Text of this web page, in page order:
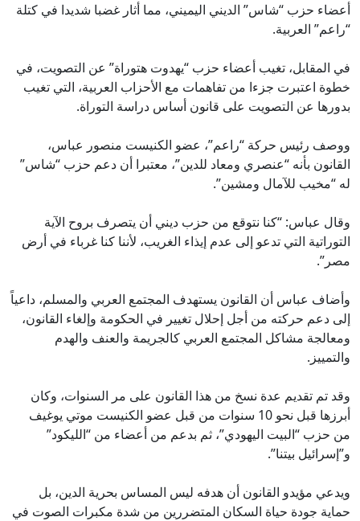
أعضاء حزب “شاس” الديني اليميني، مما أثار غضبا شديدا في كتلة
“راعم” العربية.
في المقابل، تغيب أعضاء حزب “يهدوت هتوراة” عن التصويت، في
خطوة اعتبرت جزءا من تفاهمات مع الأحزاب العربية، التي تغيب
بدورها عن التصويت على قانون أساس دراسة التوراة.
ووصف رئيس حركة “راعم”، عضو الكنيست منصور عباس،
القانون بأنه “عنصري ومعاد للدين”، معتبرا أن دعم حزب “شاس”
له “مخيب للآمال ومشين”.
وقال عباس: “كنا نتوقع من حزب ديني أن يتصرف بروح الآية
التوراتية التي تدعو إلى عدم إيذاء الغريب، لأننا كنا غرباء في أرض
مصر”.
وأضاف عباس أن القانون يستهدف المجتمع العربي والمسلم، داعياً
إلى دعم حركته من أجل إحلال تغيير في الحكومة وإلغاء القانون،
ومعالجة مشاكل المجتمع العربي كالجريمة والعنف والهدم
والتمييز.
وقد تم تقديم عدة نسخ من هذا القانون على مر السنوات، وكان
أبرزها قبل نحو 10 سنوات من قبل عضو الكنيست موتي يوغيف
من حزب “البيت اليهودي”، ثم بدعم من أعضاء من “الليكود”
و”إسرائيل بيتنا”.
ويدعي مؤيدو القانون أن هدفه ليس المساس بحرية الدين، بل
حماية جودة حياة السكان المتضررين من شدة مكبرات الصوت في